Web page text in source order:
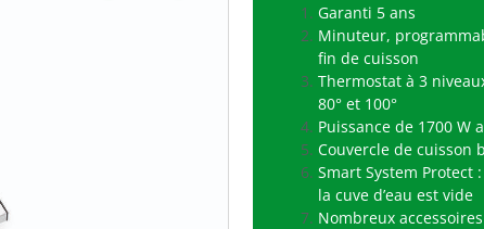
Garanti 5 ans
Minuteur,
fin de cuisson
Thermostat à 3
80° et 100°
Puissance de 1700 W
Couvercle de cuisson
Smart System
la cuve d’eau est vide
Nombreux